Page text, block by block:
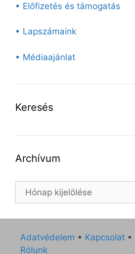
• Előfizetés és támogatás
• Lapszámaink
• Médiaajánlat
Keresés
Archívum
Archívum
Adatvédelem • Kapcsolat •
Rólunk